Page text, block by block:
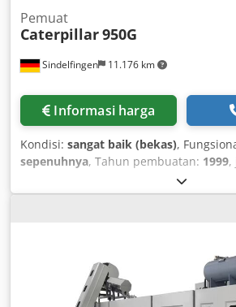
Sindelfingen 11.176 km
Pemuat
Caterpillar950G
Informasi harga
Kondisi: sangat baik (bekas),
sepenuhnya, Tahun pembuatan: 1999,
, * 13.000 jam * Ban 70%